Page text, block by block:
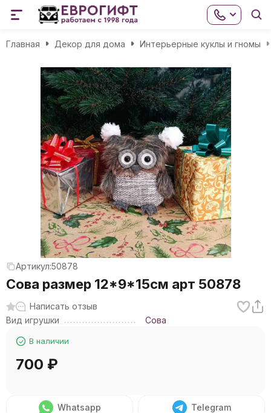
Главная Декор для дома Интерьерные куклы и гномы
Артикул:50878
Сова размер 12*9*15см арт 50878
Написать отзыв
Вид игрушки
Сова
В наличии
700 ₽
Whatsapp Telegram